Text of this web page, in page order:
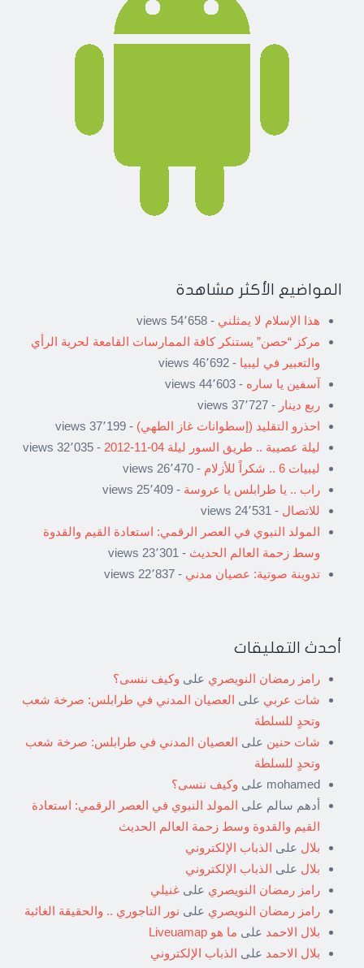
المواضيع الأكثر مشاهدة
هذا الإسلام لا يمثلني - 54٬658 views
مركز “حصن” يستنكر كافة الممارسات القامعة لحرية الرأي
والتعبير في ليبيا - 46٬692 views
آسفين يا ساره - 44٬603 views
ربع دينار - 37٬727 views
احذرو التقليد (إسطوانات غاز الطهي) - 37٬199 views
ليلة عصيبة .. طريق السور ليلة 04-11-2012
- 32٬035 views
ليبيات 6 .. شكراً للأزلام
- 26٬470 views
راب .. يا طرابلس يا عروسة - 25٬409 views
للاتصال - 24٬531 views
المولد النبوي في العصر الرقمي: استعادة القيم والقدوة
وسط زحمة العالم الحديث - 23٬301 views
تدوينة صوتية: عصيان مدني - 22٬837 views
أحدث التعليقات
رامز رمضان النويصري على وكيف ننسى؟
شات عربي على العصيان المدني في طرابلس: صرخة شعب
وتحدٍ للسلطة
شات حنين على العصيان المدني في طرابلس: صرخة شعب
وتحدٍ للسلطة
mohamed على وكيف ننسى؟
أدهم سالم على المولد النبوي في العصر الرقمي: استعادة
القيم والقدوة وسط زحمة العالم الحديث
بلال على الذباب الإلكتروني
بلال على الذباب الإلكتروني
رامز رمضان النويصري على غنيلي
رامز رمضان النويصري على نور التاجوري .. والحقيقة الغائبة
بلال الاحمد على ما هو Liveuamap
بلال الاحمد على الذباب الإلكتروني